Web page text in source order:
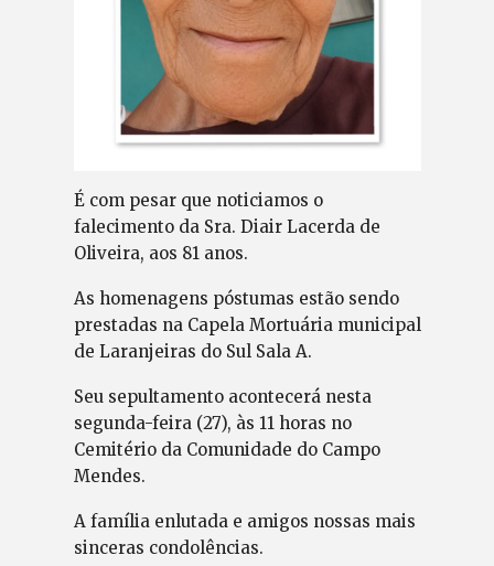
É com pesar que noticiamos o
falecimento da Sra. Diair Lacerda de
Oliveira, aos 81 anos.
As homenagens póstumas estão sendo
prestadas na Capela Mortuária municipal
de Laranjeiras do Sul Sala A.
Seu sepultamento acontecerá nesta
segunda-feira (27), às 11 horas no
Cemitério da Comunidade do Campo
Mendes.
A família enlutada e amigos nossas mais
sinceras condolências.